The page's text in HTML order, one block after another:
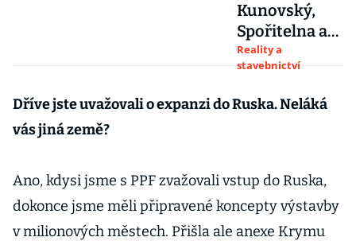
Kunovský,
Spořitelna a
právník Havel
spojují síly.
Mění pravidla
výstavby a
Reality a
stavebnictví
Dříve jste uvažovali o expanzi do Ruska. Neláká
vás jiná země?
Ano, kdysi jsme s PPF zvažovali vstup do Ruska,
dokonce jsme měli připravené koncepty výstavby
v milionových městech. Přišla ale anexe Krymu